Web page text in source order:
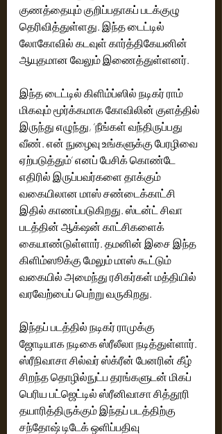
குணத்தையும் குறிப்பதாகப் படக்குழு
தெரிவித்துள்ளது. இந்த டைட்டில்
லோகோவில் கடவுள் கார்த்திகேயனின்
ஆயுதமான வேலும் இணைத்துள்ளனர்.
இந்த டைட்டில் கிளிம்ப்ஸில் நடிகர் ராம்
மிகவும் மூர்க்கமாக கோவிலின் குளத்தில்
இருந்து எழுந்து, ‘நீங்கள் வந்திருப்பது
வீண். என் நுழைவு உங்களுக்கு பேரழிவை
ஏற்படுத்தும்’ எனப் பேசிக் கொண்டே
எதிரில் இருப்பவர்களை தாக்கும்
வகையிலான மாஸ் சண்டைக்காட்சி
இதில் காணப்படுகிறது. ஸ்டன்ட் சிவா
படத்தின் ஆக்‌ஷன் காட்சிகளைக்
கையாண்டுள்ளார். தமனின் இசை இந்த
கிளிம்ஸூக்கு மேலும் மாஸ் கூட்டும்
வகையில் அமைந்து ரசிகர்கள் மத்தியில்
வரவேற்பைப் பெற்று வருகிறது.
இந்தப் படத்தில் நடிகர் ராமுக்கு
ஜோடியாக நடிகை ஸ்ரீலீலா நடித்துள்ளார்.
ஸ்ரீநிவாசா சில்வர் ஸ்க்ரீன் பேனரின் கீழ்
சிறந்த தொழில்நுட்ப தரங்களுடன் மிகப்
பெரிய பட்ஜெட்டில் ஸ்ரீனிவாசா சித்தூரி
தயாரித்திருக்கும் இந்தப் படத்திற்கு
சந்தோஷ் டிடேக் ஒளிப்பதிவு